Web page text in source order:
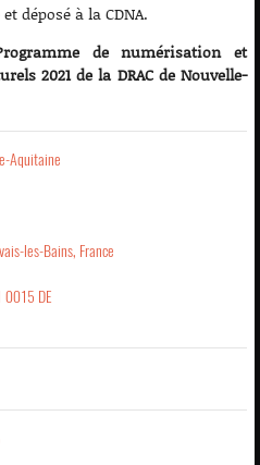
déposé à la CDNA.
de numérisation et
2021 de la DRAC de Nouvelle-
Aquitaine
les-Bains, France
0015 DE